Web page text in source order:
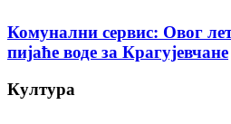
Комунални сервис: Овог
пијаће воде за Крагујевчане
Култура